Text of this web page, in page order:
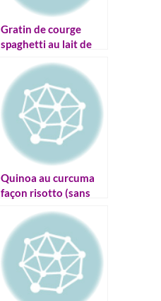
Gratin de courge
spaghetti au lait de
Quinoa au curcuma
façon risotto (sans